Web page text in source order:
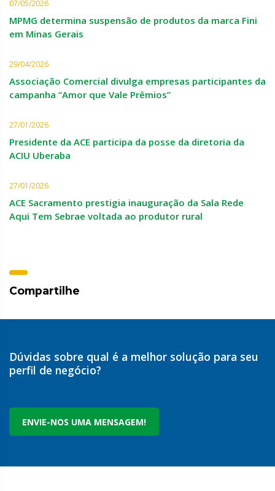
07/05/2026
MPMG determina suspensão de produtos da marca Fini
em Minas Gerais
29/04/2026
Associação Comercial divulga empresas participantes da
campanha “Amor que Vale Prêmios”
27/01/2026
Presidente da ACE participa da posse da diretoria da
ACIU Uberaba
27/01/2026
ACE Sacramento prestigia inauguração da Sala Rede
Aqui Tem Sebrae voltada ao produtor rural
Compartilhe
Dúvidas sobre qual é a melhor solução para seu
perfil de negócio?
ENVIE-NOS UMA MENSAGEM!